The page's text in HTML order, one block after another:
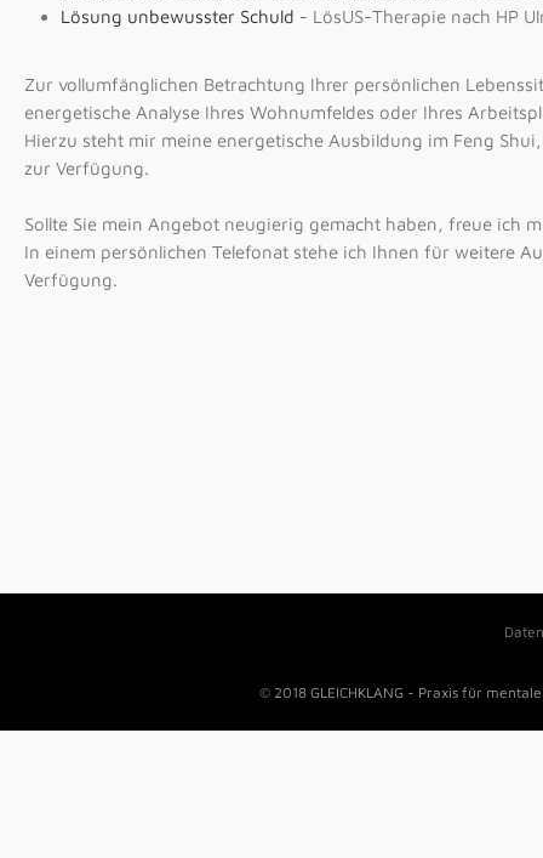
Lösung unbewusster Schuld - LösUS-Therapie nach HP
Zur vollumfänglichen Betrachtung Ihrer persönlichen
energetische Analyse Ihres Wohnumfeldes oder Ihres
Hierzu steht mir meine energetische Ausbildung im Feng
zur Verfügung.
Sollte Sie mein Angebot neugierig gemacht haben, freue ich
In einem persönlichen Telefonat stehe ich Ihnen für weitere
Verfügung.
© 2018 GLEICHKLANG - Praxis für